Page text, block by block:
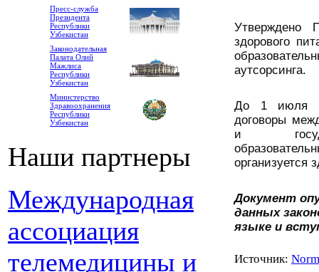
Пресс-служба
Президента
Республики
Узбекистан
Законодательная
Палата Олий
Мажлиса
Республики
Узбекистан
Министерство
Здравоохранения
Республики
Узбекистан
Наши партнеры
Международная
ассоциация
телемедицины и
Утверждено
здорового
аутсорсинга.
До 1 июля
договоры
и
организуется
Документ
данных
языке и
Источник: